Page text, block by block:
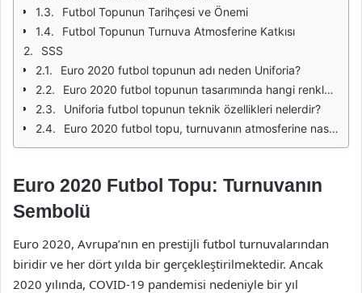
Futbol Topunun Tarihçesi ve Önemi
Futbol Topunun Turnuva Atmosferine Katkısı
SSS
Euro 2020 futbol topunun adı neden Uniforia?
Euro 2020 futbol topunun tasarımında hangi renkler kullanılmıştır?
Uniforia futbol topunun teknik özellikleri nelerdir?
Euro 2020 futbol topu, turnuvanın atmosferine nasıl katkıda bulunuyor?
Euro 2020 Futbol Topu: Turnuvanın
Sembolü
Euro 2020, Avrupa’nın en prestijli futbol turnuvalarından
biridir ve her dört yılda bir gerçekleştirilmektedir. Ancak
2020 yılında, COVID-19 pandemisi nedeniyle bir yıl